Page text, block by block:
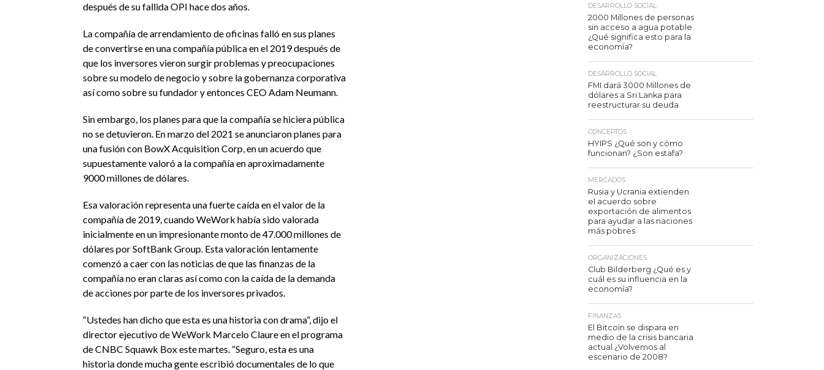
después de su fallida OPI hace dos años.
La compañía de arrendamiento de oficinas falló en sus planes
de convertirse en una compañía pública en el 2019 después de
que los inversores vieron surgir problemas y preocupaciones
sobre su modelo de negocio y sobre la gobernanza corporativa
así como sobre su fundador y entonces CEO Adam Neumann.
Sin embargo, los planes para que la compañía se hiciera pública
no se detuvieron. En marzo del 2021 se anunciaron planes para
una fusión con BowX Acquisition Corp, en un acuerdo que
supuestamente valoró a la compañía en aproximadamente
9000 millones de dólares.
Esa valoración representa una fuerte caída en el valor de la
compañía de 2019, cuando WeWork había sido valorada
inicialmente en un impresionante monto de 47.000 millones de
dólares por SoftBank Group. Esta valoración lentamente
comenzó a caer con las noticias de que las finanzas de la
compañía no eran claras así como con la caída de la demanda
de acciones por parte de los inversores privados.
“Ustedes han dicho que esta es una historia con drama”, dijo el
director ejecutivo de WeWork Marcelo Claure en el programa
de CNBC Squawk Box este martes. “Seguro, esta es una
historia donde mucha gente escribió documentales de lo que
DESARROLLO SOCIAL
2000 Millones de personas
sin acceso a agua potable
¿Qué significa esto para la
economía?
DESARROLLO SOCIAL
FMI dará 3000 Millones de
dólares a Sri Lanka para
reestructurar su deuda
CONCEPTOS
HYIPS ¿Qué son y cómo
funcionan? ¿Son estafa?
MERCADOS
Rusia y Ucrania extienden
el acuerdo sobre
exportación de alimentos
para ayudar a las naciones
más pobres
ORGANIZACIONES
Club Bilderberg ¿Qué es y
cuál es su influencia en la
economía?
FINANZAS
El Bitcoin se dispara en
medio de la crisis bancaria
actual ¿Volvemos al
escenario de 2008?